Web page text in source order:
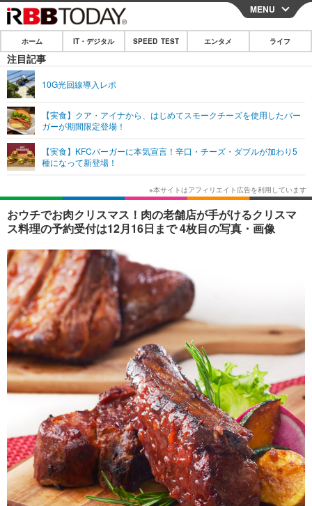
CLOSE
ホーム
IT・デジタル
ネタ
ショッピング その他
SPEED TEST
エンタメ
エンタメTOP
韓国・芸能
音楽 スポーツ
ショッピング
ライフ
ライフTOP グルメ
ペット ショッピング
その他
リリース一覧
プッシュ通知の停止方法
MENU
ホーム IT・デジタル SPEED TEST エンタメ ライフ
注目記事
10G光回線導入レポ
【実食】クア・アイナから、はじめてスモークチーズを使用したバー
ガーが期間限定登場！
【実食】KFCバーガーに本気宣言！辛口・チーズ・ダブルが加わり5
種になって新登場！
おウチでお肉クリスマス！肉の老舗店が手がけるクリスマ
ス料理の予約受付は12月16日まで 4枚目の写真・画像